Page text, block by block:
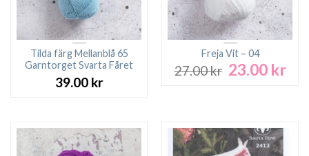
Tilda färg Mellanblå 65
Garntorget Svarta Fåret
39.00 kr
Freja Vit – 04
27.00kr Det
ursprungliga
23.00 krDet